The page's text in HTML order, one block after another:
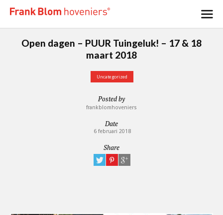
Open dagen – PUUR Tuingeluk! – 17 & 18
maart 2018
Uncategorized
Posted by
frankblomhoveniers
Date
6 februari 2018
Share